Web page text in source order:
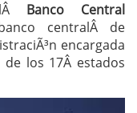
Banco Central
centralÂ de
encargada
los 17Â estados